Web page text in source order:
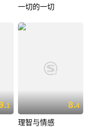
一切的一切
1 8.4
理智与情感